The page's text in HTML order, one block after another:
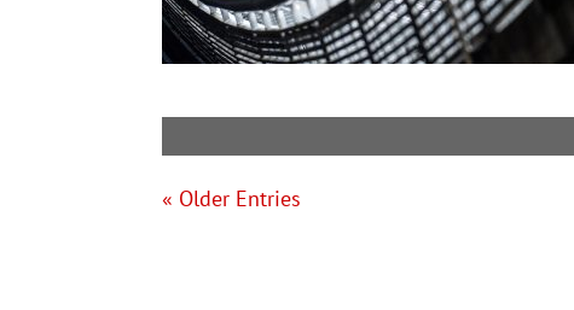
« Older Entries